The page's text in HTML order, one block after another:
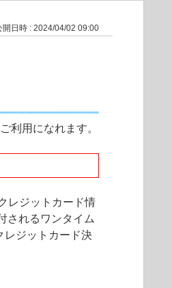
開日時 : 2024/04/02 09:00
利用になれます。
レジットカード情
されるワンタイム
レジットカード決